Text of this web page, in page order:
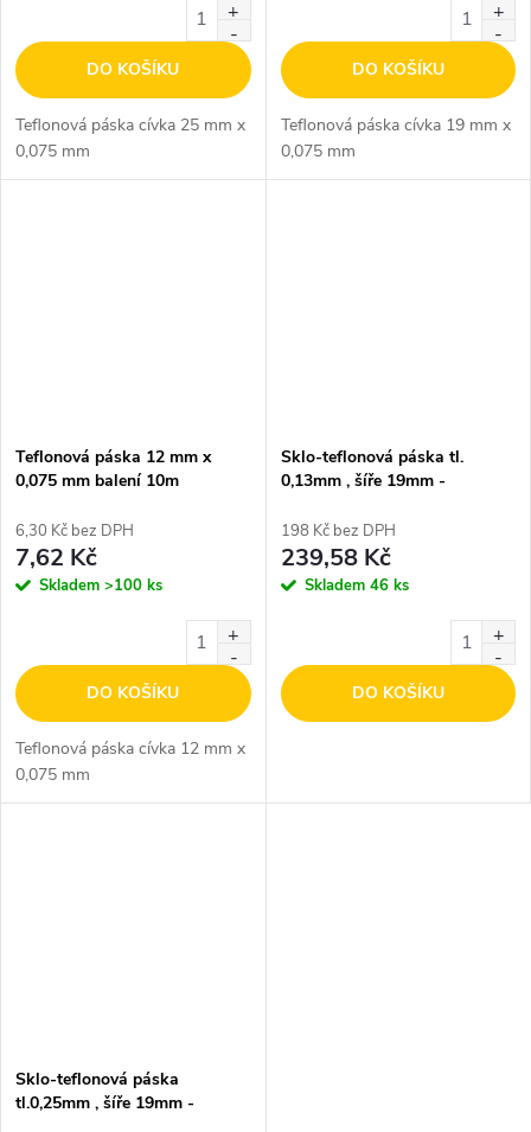
DO KOŠÍKU
Teflonová páska cívka 25 mm x
0,075 mm
DO KOŠÍKU
Teflonová páska cívka 19 mm x
0,075 mm
Teflonová páska 12 mm x
0,075 mm balení 10m
6,30 Kč bez DPH
7,62 Kč
Skladem >100 ks
DO KOŠÍKU
Teflonová páska cívka 12 mm x
0,075 mm
Sklo-teflonová páska tl.
0,13mm , šíře 19mm -
198 Kč bez DPH
239,58 Kč
Skladem 46 ks
DO KOŠÍKU
Sklo-teflonová páska
tl.0,25mm , šíře 19mm -